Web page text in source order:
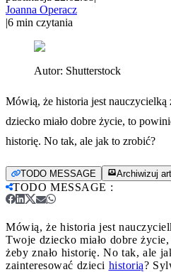
Joanna Operacz
|6 min czytania
Autor: Shutterstock
Mówią, że historia jest nauczycielką
dziecko miało dobre życie, to
historię. No tak, ale jak to zrobić?
TODO MESSAGE Archiwizuj
TODO MESSAGE :
Mówią, że historia jest
Twoje dziecko miało dobre
żeby znało historię. No tak, ale
zainteresować dzieci historią?